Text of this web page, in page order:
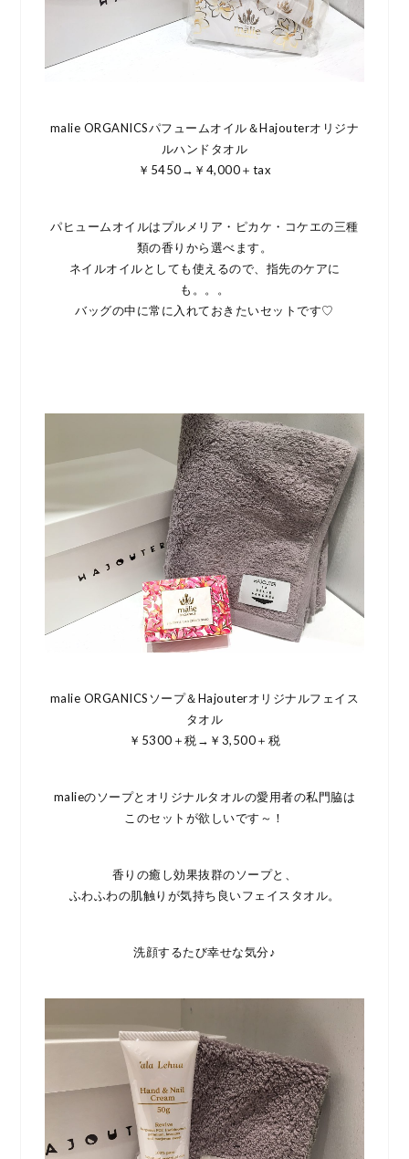
malie ORGANICSパフュームオイル＆Hajouterオリジナ
ルハンドタオル
￥5450→￥4,000＋tax
パヒュームオイルはプルメリア・ピカケ・コケエの三種
類の香りから選べます。
ネイルオイルとしても使えるので、指先のケアに
も。。。
バッグの中に常に入れておきたいセットです♡
malie ORGANICSソープ＆Hajouterオリジナルフェイス
タオル
￥5300＋税→￥3,500＋税
malieのソープとオリジナルタオルの愛用者の私門脇は
このセットが欲しいです～！
香りの癒し効果抜群のソープと、
ふわふわの肌触りが気持ち良いフェイスタオル。
洗顔するたび幸せな気分♪